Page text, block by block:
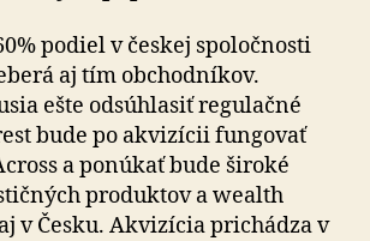
podiel v českej spoločnosti
aj tím obchodníkov.
ešte od­sú­hla­siť regulačné
bude po akvizícii fun­go­vať
a ponúkať bude široké
produktov a wealth
v Česku. Akvizícia prichádza v